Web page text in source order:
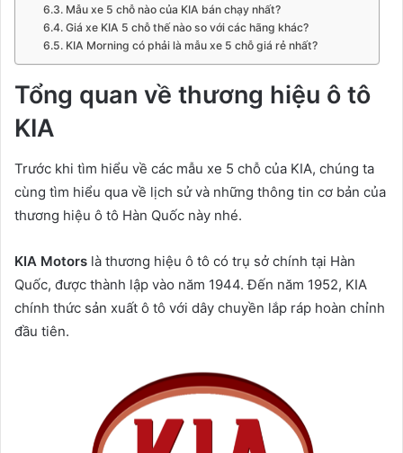
Mẫu xe 5 chỗ nào của KIA bán chạy nhất?
Giá xe KIA 5 chỗ thế nào so với các hãng khác?
KIA Morning có phải là mẫu xe 5 chỗ giá rẻ nhất?
Tổng quan về thương hiệu ô tô
KIA
Trước khi tìm hiểu về các mẫu xe 5 chỗ của KIA, chúng ta
cùng tìm hiểu qua về lịch sử và những thông tin cơ bản của
thương hiệu ô tô Hàn Quốc này nhé.
KIA Motors là thương hiệu ô tô có trụ sở chính tại Hàn
Quốc, được thành lập vào năm 1944. Đến năm 1952, KIA
chính thức sản xuất ô tô với dây chuyền lắp ráp hoàn chỉnh
đầu tiên.